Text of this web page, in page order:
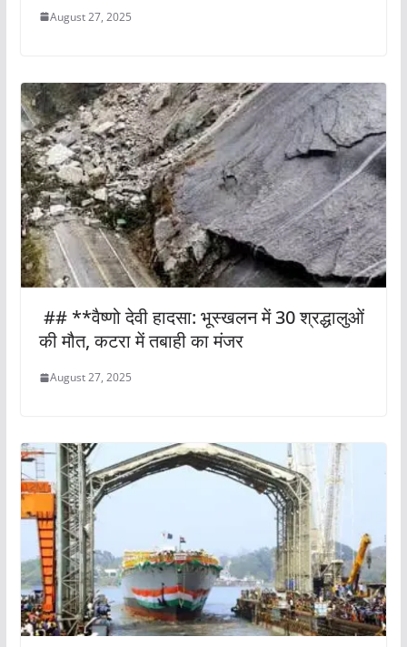
August 27, 2025
## **वैष्णो देवी हादसा: भूस्खलन में 30 श्रद्धालुओं
की मौत, कटरा में तबाही का मंजर
August 27, 2025